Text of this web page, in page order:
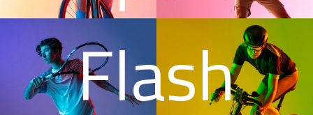
Flash